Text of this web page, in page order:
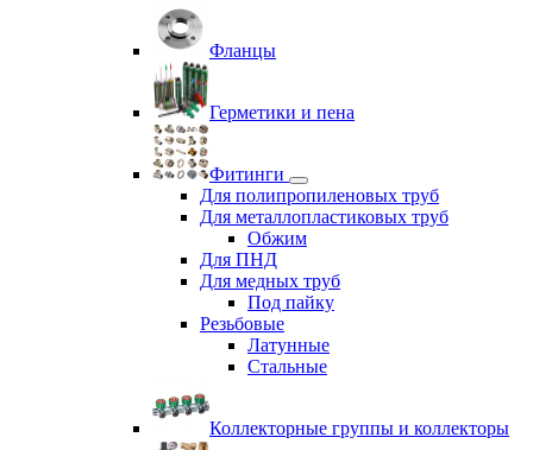
Фланцы
Герметики и пена
Фитинги
Для полипропиленовых труб
Для металлопластиковых труб
Обжим
Для ПНД
Для медных труб
Под пайку
Резьбовые
Латунные
Cтальные
Коллекторные группы и коллекторы